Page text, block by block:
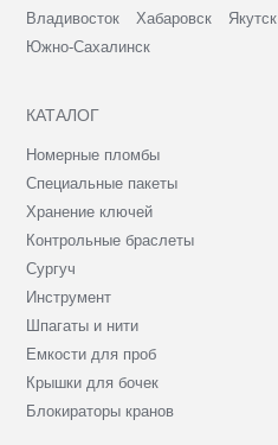
Владивосток Хабаровск Якутск
Южно-Сахалинск
КАТАЛОГ
Номерные пломбы
Специальные пакеты
Хранение ключей
Контрольные браслеты
Сургуч
Инструмент
Шпагаты и нити
Емкости для проб
Крышки для бочек
Блокираторы кранов